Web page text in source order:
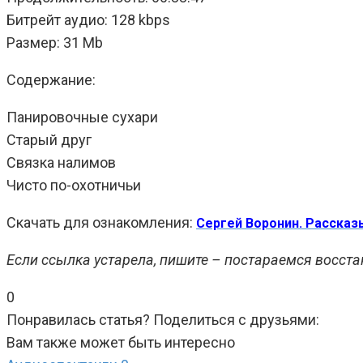
Битрейт аудио: 128 kbps
Размер: 31 Mb
Содержание:
Панировочные сухари
Старый друг
Связка налимов
Чисто по-охотничьи
Скачать для ознакомления: Сергей Воронин.
Если ссылка устарела, пишите – постараемся
0
Понравилась статья? Поделиться с друзьями:
Вам также может быть интересно